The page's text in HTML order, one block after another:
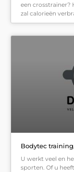
een crosstrainer?
zal calorieën
Bodytec
U werkt veel en
sporten. Of u